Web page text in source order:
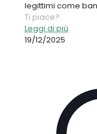
legittimi come
Ti piace?
Leggi di più
19/12/2025